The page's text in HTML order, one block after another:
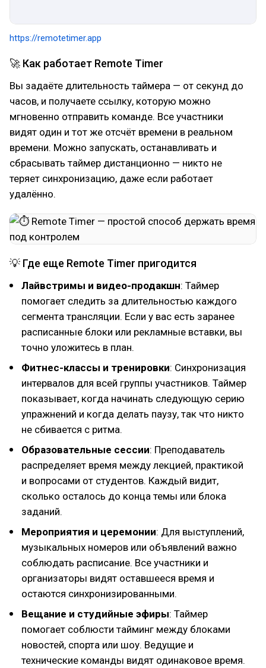
https://remotetimer.app
🚀 Как работает Remote Timer
Вы задаёте длительность таймера — от секунд до
часов, и получаете ссылку, которую можно
мгновенно отправить команде. Все участники
видят один и тот же отсчёт времени в реальном
времени. Можно запускать, останавливать и
сбрасывать таймер дистанционно — никто не
теряет синхронизацию, даже если работает
удалённо.
💡 Где еще Remote Timer пригодится
Лайвстримы и видео-продакшн: Таймер
помогает следить за длительностью каждого
сегмента трансляции. Если у вас есть заранее
расписанные блоки или рекламные вставки, вы
точно уложитесь в план.
Фитнес-классы и тренировки: Синхронизация
интервалов для всей группы участников. Таймер
показывает, когда начинать следующую серию
упражнений и когда делать паузу, так что никто
не сбивается с ритма.
Образовательные сессии: Преподаватель
распределяет время между лекцией, практикой
и вопросами от студентов. Каждый видит,
сколько осталось до конца темы или блока
заданий.
Мероприятия и церемонии: Для выступлений,
музыкальных номеров или объявлений важно
соблюдать расписание. Все участники и
организаторы видят оставшееся время и
остаются синхронизированными.
Вещание и студийные эфиры: Таймер
помогает соблюсти тайминг между блоками
новостей, спорта или шоу. Ведущие и
технические команды видят одинаковое время.